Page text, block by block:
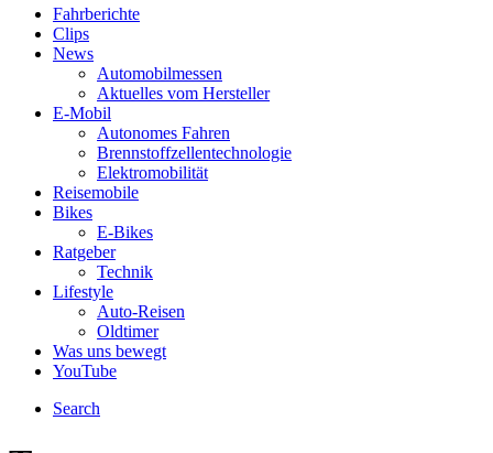
Fahrberichte
Clips
News
Automobilmessen
Aktuelles vom Hersteller
E-Mobil
Autonomes Fahren
Brennstoffzellentechnologie
Elektromobilität
Reisemobile
Bikes
E-Bikes
Ratgeber
Technik
Lifestyle
Auto-Reisen
Oldtimer
Was uns bewegt
YouTube
Search